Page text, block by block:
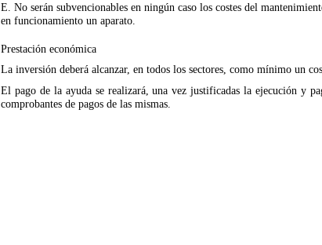
E. No serán subvencionables en ningún caso los costes del
en funcionamiento un aparato.
Prestación económica
La inversión deberá alcanzar, en todos los sectores, como mínimo un
El pago de la ayuda se realizará, una vez justificadas la ejecución y
comprobantes de pagos de las mismas.